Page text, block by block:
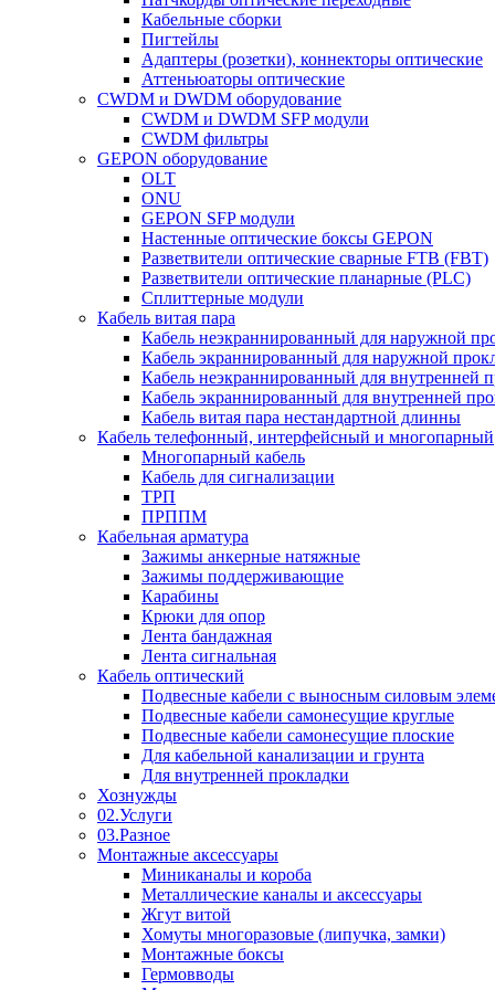
Кабельные сборки
Пигтейлы
Адаптеры (розетки), коннекторы оптические
Аттеньюаторы оптические
CWDM и DWDM оборудование
CWDM и DWDM SFP модули
CWDM фильтры
GEPON оборудование
OLT
ONU
GEPON SFP модули
Настенные оптические боксы GEPON
Разветвители оптические сварные FTB (FBT)
Разветвители оптические планарные (PLC)
Сплиттерные модули
Кабель витая пара
Кабель неэкраннированный для наружной
Кабель экраннированный для наружной
Кабель неэкраннированный для внутренней
Кабель экраннированный для внутренней
Кабель витая пара нестандартной длинны
Кабель телефонный, интерфейсный и многопарный
Многопарный кабель
Кабель для сигнализации
ТРП
ПРППМ
Кабельная арматура
Зажимы анкерные натяжные
Зажимы поддерживающие
Карабины
Крюки для опор
Лента бандажная
Лента сигнальная
Кабель оптический
Подвесные кабели с выносным силовым
Подвесные кабели самонесущие круглые
Подвесные кабели самонесущие плоские
Для кабельной канализации и грунта
Для внутренней прокладки
Хознужды
02.Услуги
03.Разное
Монтажные аксессуары
Миниканалы и короба
Металлические каналы и аксессуары
Жгут витой
Хомуты многоразовые (липучка, замки)
Монтажные боксы
Гермовводы